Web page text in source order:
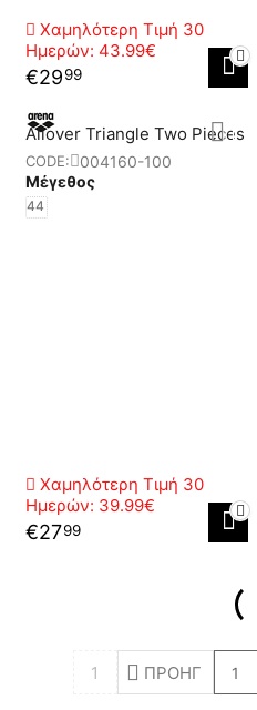
Χαμηλότερη Τιμή 30
Ημερών: 43.99€
€2999
Allover Triangle Two Pieces
CODE:
004160-100
Μέγεθος
44
Χαμηλότερη Τιμή 30
Ημερών: 39.99€
€2799
1 ΠΡΟΗΓ 1